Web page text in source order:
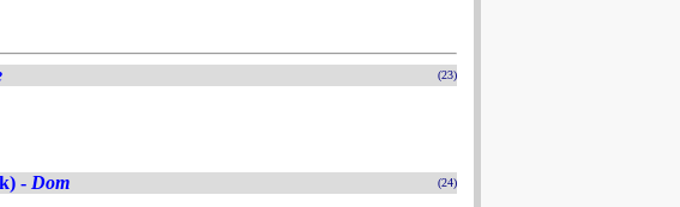
(23)
- Dom (24)